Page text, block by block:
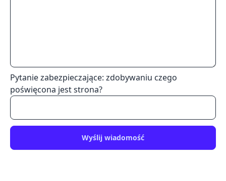
Pytanie zabezpieczające: zdobywaniu czego
poświęcona jest strona?